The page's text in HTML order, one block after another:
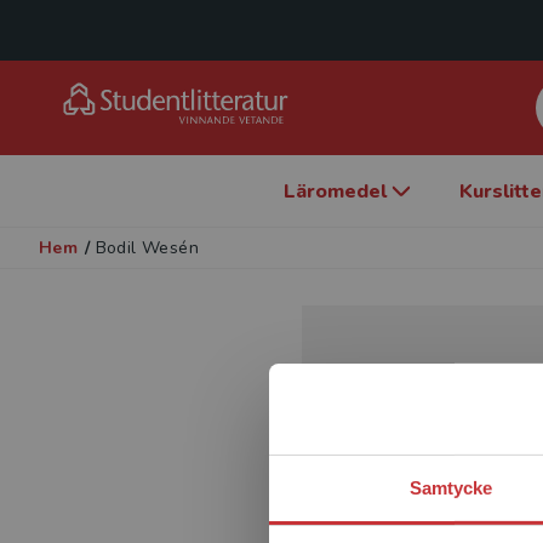
Samtycke
Läromedel
Hem / Bodil Wesén